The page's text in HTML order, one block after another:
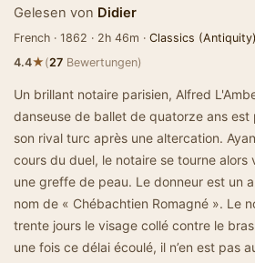
Gelesen von Didier
French · 1862 · 2h 46m · Classics (Antiquity)
4.4★(27 Bewertungen)
Un brillant notaire parisien, Alfred
danseuse de ballet de quatorze ans
son rival turc après une altercation.
cours du duel, le notaire se tourne alors
une greffe de peau. Le donneur est un
nom de « Chébachtien Romagné ». Le
trente jours le visage collé contre le
une fois ce délai écoulé, il n’en est pas